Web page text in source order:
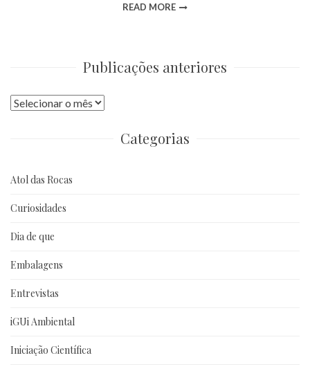
READ MORE
Publicações anteriores
Publicações
Categorias
Atol das Rocas
Curiosidades
Dia de que
Embalagens
Entrevistas
iGUi Ambiental
Iniciação Científica